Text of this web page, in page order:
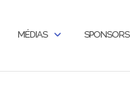
MÉDIAS SPONSORS